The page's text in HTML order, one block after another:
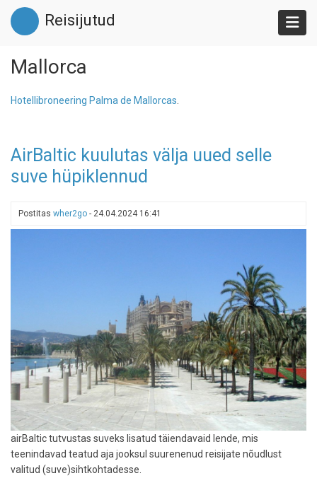
Liigu
edasi
põhisisu
Reisijutud
Mallorca
Hotellibroneering Palma de Mallorcas
AirBaltic kuulutas välja uued selle
suve hüpiklennud
Postitas wher2go - 24.04.2024 16:41
airBaltic tutvustas suveks lisatud täiendavaid lende, mis
teenindavad teatud aja jooksul suurenenud reisijate nõudlust
valitud (suve)sihtkohtadesse.